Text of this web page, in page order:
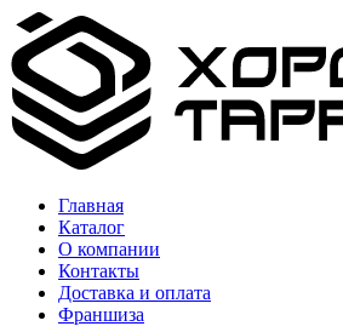
Главная
Каталог
О компании
Контакты
Доставка и оплата
Франшиза